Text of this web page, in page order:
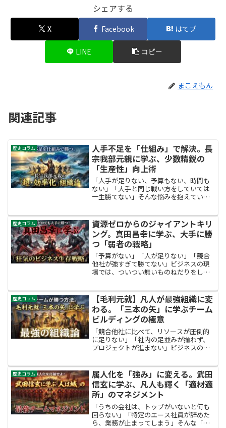
シェアする
X Facebook はてブ
LINE コピー
まこえもん
関連記事
歴史コラム
人手不足を「仕組み」で解決。長
宗我部元親に学ぶ、少数精鋭の
「生産性」向上術
「人手が足りない、予算もない、時間も
ない」「大手と同じ戦い方をしていては
一生勝てない」そんな悩みを抱えている
ら、わずか十数年で四国全土を制覇した
戦国武将。【長宗我部元親（ち...
歴史コラム
資源ゼロからのジャイアントキリ
ング。真田昌幸に学ぶ、大手に勝
つ「弱者の戦略」
「予算がない」「人が足りない」「競合
他社が強すぎて勝てない」ビジネスの現
場では、ついつい無いものねだりをした
て、実はどこにもありません。もしあな
たが、圧倒的な強者に囲まれ...
歴史コラム
【毛利元就】凡人が最強組織に変
わる。「三本の矢」に学ぶチーム
ビルディングの極意
「競合他社に比べて、リソースが圧倒的
に足りない」「社内の足並みが揃わず、
プロジェクトが進まない」ビジネスの現
時、400年以上前の中国地方で、小さな国
人領主から大大名へと登り...
歴史コラム
属人化を「強み」に変える。武田
信玄に学ぶ、凡人も輝く「適材適
所」のマネジメント
「うちの会社は、トップがいないと何も
回らない」「特定のエース社員が辞めた
ら、業務が止まってしまう」そんな「属